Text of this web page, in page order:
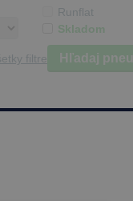
Runflat
Skladom
filtre Hľadaj pneu